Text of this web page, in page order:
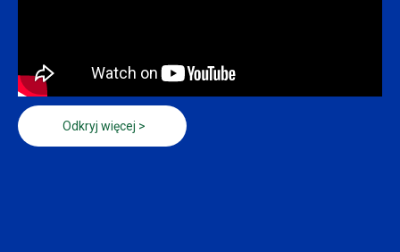
Odkryj więcej >